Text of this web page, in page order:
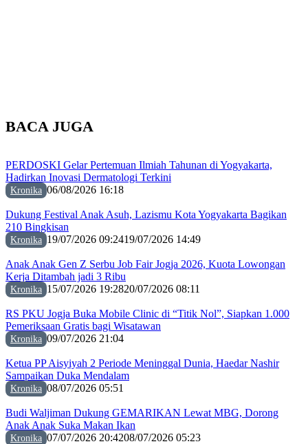
BACA JUGA
PERDOSKI Gelar Pertemuan Ilmiah Tahunan di Yogyakarta,
Hadirkan Inovasi Dermatologi Terkini
Kronika 06/08/2026 16:18
Dukung Festival Anak Asuh, Lazismu Kota Yogyakarta Bagikan
210 Bingkisan
Kronika 19/07/2026 09:2419/07/2026 14:49
Anak Anak Gen Z Serbu Job Fair Jogja 2026, Kuota Lowongan
Kerja Ditambah jadi 3 Ribu
Kronika 15/07/2026 19:2820/07/2026 08:11
RS PKU Jogja Buka Mobile Clinic di “Titik Nol”, Siapkan 1.000
Pemeriksaan Gratis bagi Wisatawan
Kronika 09/07/2026 21:04
Ketua PP Aisyiyah 2 Periode Meninggal Dunia, Haedar Nashir
Sampaikan Duka Mendalam
Kronika 08/07/2026 05:51
Budi Waljiman Dukung GEMARIKAN Lewat MBG, Dorong
Anak Anak Suka Makan Ikan
Kronika 07/07/2026 20:4208/07/2026 05:23